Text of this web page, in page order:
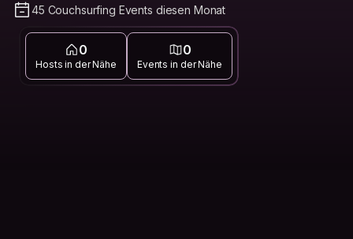
45 Couchsurfing Events diesen Monat
0
Hosts in der Nähe
0
Events in der Nähe